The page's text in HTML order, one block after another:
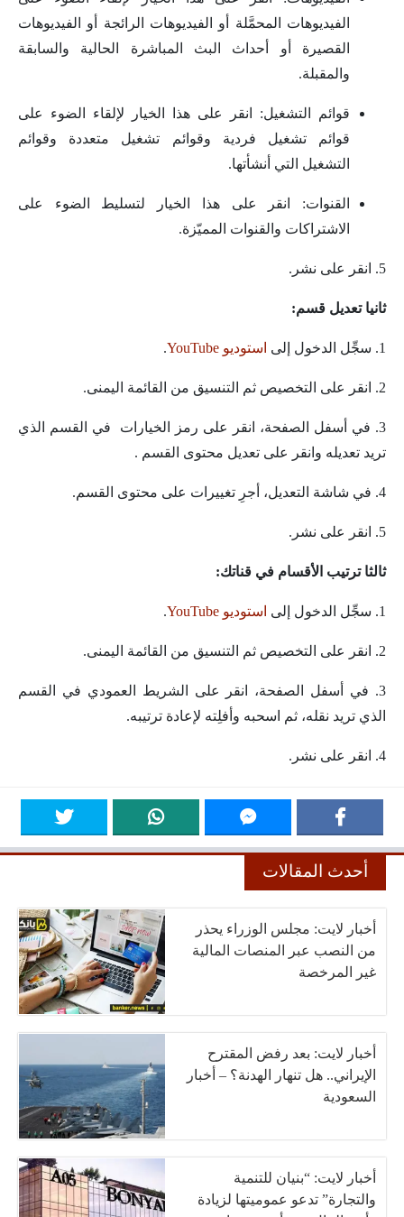
الفيديوهات المحمَّلة أو الفيديوهات الرائجة أو الفيديوهات
القصيرة أو أحداث البث المباشرة الحالية والسابقة
والمقبلة.
قوائم التشغيل: انقر على هذا الخيار لإلقاء الضوء على
قوائم تشغيل فردية وقوائم تشغيل متعددة وقوائم
التشغيل التي أنشأتها.
القنوات: انقر على هذا الخيار لتسليط الضوء على
الاشتراكات والقنوات المميّزة.
5. انقر على نشر.
ثانيا تعديل قسم:
1. سجِّل الدخول إلى استوديو YouTube .
2. انقر على التخصيص ثم التنسيق من القائمة اليمنى.
3. في أسفل الصفحة، انقر على رمز الخيارات في القسم الذي
تريد تعديله وانقر على تعديل محتوى القسم .
4. في شاشة التعديل، أجرِ تغييرات على محتوى القسم.
5. انقر على نشر.
ثالثا ترتيب الأقسام في قناتك:
1. سجِّل الدخول إلى استوديو YouTube .
2. انقر على التخصيص ثم التنسيق من القائمة اليمنى.
3. في أسفل الصفحة، انقر على الشريط العمودي في القسم
الذي تريد نقله، ثم اسحبه وأفلِته لإعادة ترتيبه.
4. انقر على نشر.
أحدث المقالات
أخبار لايت: مجلس الوزراء يحذر
من النصب عبر المنصات المالية
غير المرخصة
أخبار لايت: بعد رفض المقترح
الإيراني.. هل تنهار الهدنة؟ – أخبار
السعودية
أخبار لايت: “بنيان للتنمية
والتجارة” تدعو عموميتها لزيادة